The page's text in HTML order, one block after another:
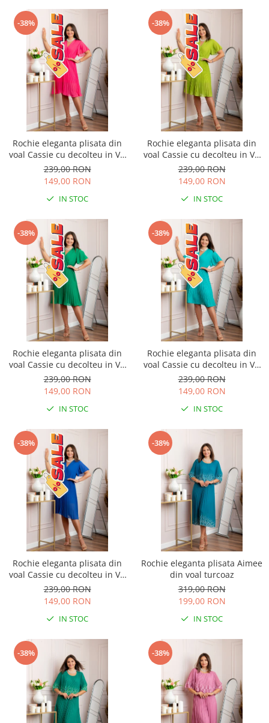
-38%
Rochie eleganta plisata din
voal Cassie cu decolteu in V -
Ciclam
239,00 RON
149,00 RON
IN STOC
-38%
Rochie eleganta plisata din
voal Cassie cu decolteu in V -
Verde lime
239,00 RON
149,00 RON
IN STOC
-38%
Rochie eleganta plisata din
voal Cassie cu decolteu in V -
Verde smarald
239,00 RON
149,00 RON
IN STOC
-38%
Rochie eleganta plisata din
voal Cassie cu decolteu in V -
Turcoaz aqua
239,00 RON
149,00 RON
IN STOC
-38%
Rochie eleganta plisata din
voal Cassie cu decolteu in V -
Albastru regal
239,00 RON
149,00 RON
IN STOC
-38%
Rochie eleganta plisata Aimee
din voal turcoaz
319,00 RON
199,00 RON
IN STOC
-38% -38%